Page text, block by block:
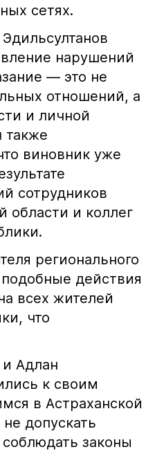
сетях.
нарушений
— это не
отношений, а
и личной
также
виновник уже
сотрудников
области и коллег
регионального
действия
всех жителей
что
Адлан
к своим
в Астраханской
допускать
законы